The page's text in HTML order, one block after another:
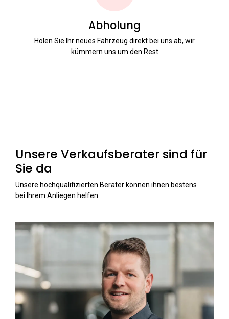
Abholung
Holen Sie Ihr neues Fahrzeug direkt bei uns ab, wir
kümmern uns um den Rest
Unsere Verkaufsberater sind für
Sie da
Unsere hochqualifizierten Berater können ihnen bestens
bei Ihrem Anliegen helfen.